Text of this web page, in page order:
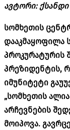
ავტორი:
სომხეთის
დააკმაყოფილა
პროკურატურის
პრეზიდენტის,
იმუნიტეტი
„სომხეთის
არჩევნების
მოიპოვა.